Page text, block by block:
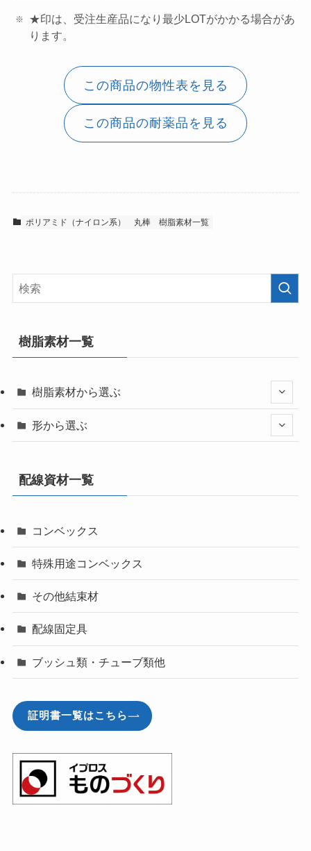
★印は、受注生産品になり最少LOTがかかる場合があ
ります。
この商品の物性表を見る
この商品の耐薬品を見る
ポリアミド（ナイロン系） 丸棒 樹脂素材一覧
樹脂素材一覧
樹脂素材から選ぶ
形から選ぶ
配線資材一覧
コンベックス
特殊用途コンベックス
その他結束材
配線固定具
ブッシュ類・チューブ類他
証明書一覧はこちら